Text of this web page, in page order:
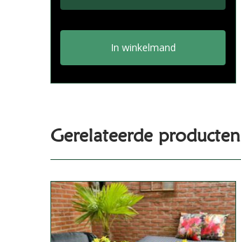
In winkelmand
Gerelateerde producten